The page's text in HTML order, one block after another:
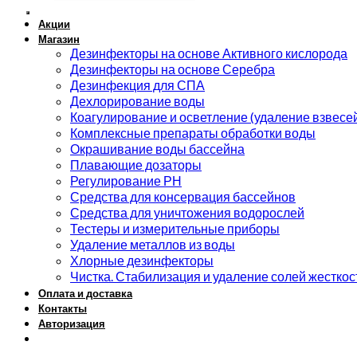
Акции
Магазин
Дезинфекторы на основе Активного кислорода
Дезинфекторы на основе Серебра
Дезинфекция для СПА
Дехлорирование воды
Коагулирование и осветление (удаление
Комплексные препараты обработки воды
Окрашивание воды бассейна
Плавающие дозаторы
Регулирование РН
Средства для консервация бассейнов
Средства для уничтожения водорослей
Тестеры и измерительные приборы
Удаление металлов из воды
Хлорные дезинфекторы
Чистка. Стабилизация и удаление солей
Оплата и доставка
Контакты
Авторизация